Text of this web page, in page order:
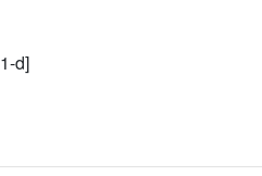
d]